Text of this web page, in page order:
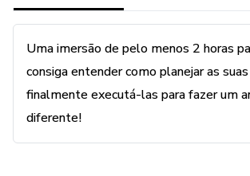
Uma imersão de pelo menos 2 horas
consiga entender como planejar as
finalmente executá-las para fazer um
diferente!